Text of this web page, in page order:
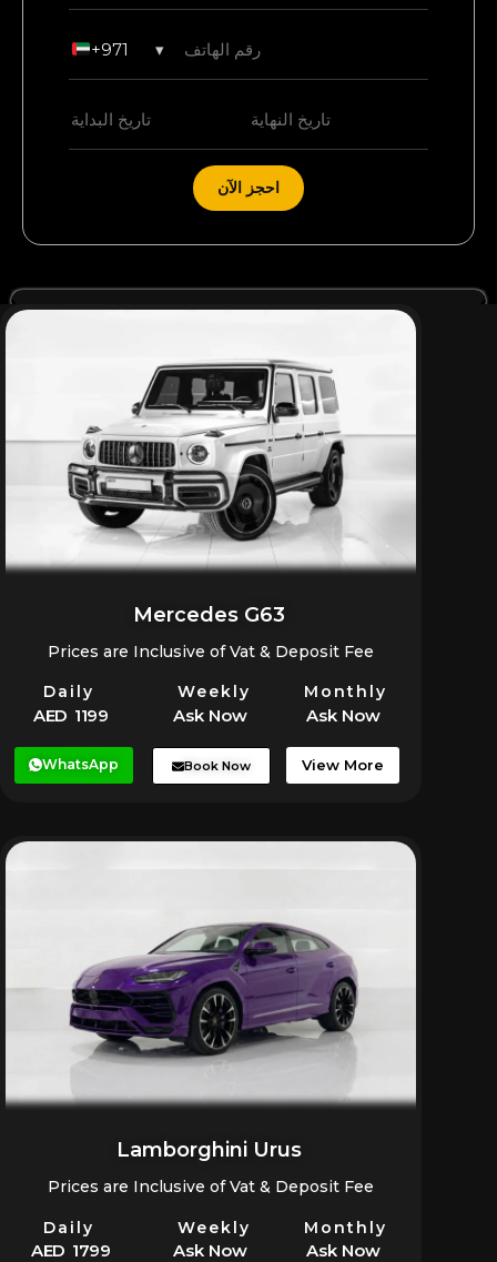
+971 ▾
احجز الآن
Mercedes G63
Prices are Inclusive of Vat & Deposit Fee
Daily Weekly Monthly
AED 1199 Ask Now Ask Now
WhatsApp Book Now View More
Lamborghini Urus
Prices are Inclusive of Vat & Deposit Fee
Daily Weekly Monthly
AED 1799 Ask Now Ask Now